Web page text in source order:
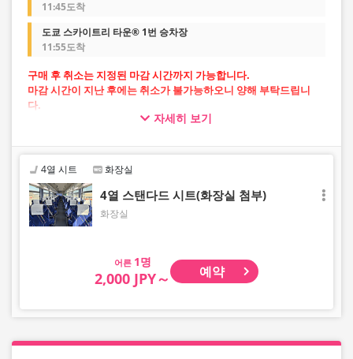
11:45도착
도쿄 스카이트리 타운® 1번 승차장
11:55도착
구매 후 취소는 지정된 마감 시간까지 가능합니다.
마감 시간이 지난 후에는 취소가 불가능하오니 양해 부탁드립니
다.
・공항 출발: 출발지 출발 시각 10분 전까지
자세히 보기
4열 시트 화장실
4열 스탠다드 시트(화장실 첨부)
화장실
어른
2,000 JPY～ 예약